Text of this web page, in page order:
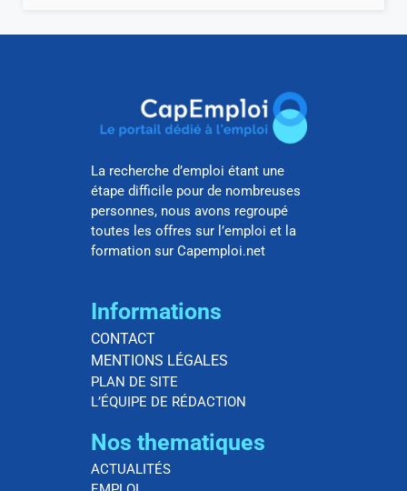
La recherche d’emploi étant une
étape difficile pour de nombreuses
personnes, nous avons regroupé
toutes les offres sur l’emploi et la
formation sur Capemploi.net
Informations
CONTACT
MENTIONS LÉGALES
PLAN DE SITE
L’ÉQUIPE DE RÉDACTION
Nos thematiques
ACTUALITÉS